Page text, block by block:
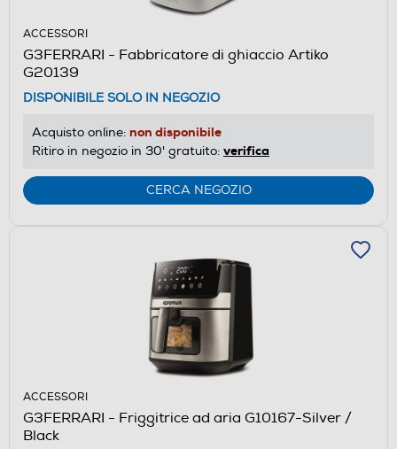
ACCESSORI
G3FERRARI - Fabbricatore di ghiaccio Artiko
G20139
DISPONIBILE SOLO IN NEGOZIO
Acquisto online: non disponibile
Ritiro in negozio in 30' gratuito: verifica
CERCA NEGOZIO
ACCESSORI
G3FERRARI - Friggitrice ad aria G10167-Silver /
Black